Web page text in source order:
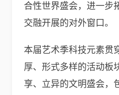
合性世界盛会，进一步
交融开展的对外窗口。
本届艺术季科技元素贯
厚、形式多样的活动板
享、立异的文明盛会，